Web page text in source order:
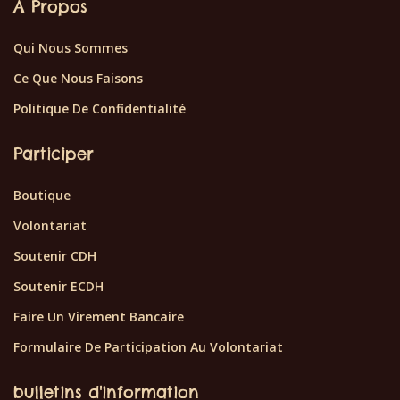
À Propos
Qui Nous Sommes
Ce Que Nous Faisons
Politique De Confidentialité
Participer
Boutique
Volontariat
Soutenir CDH
Soutenir ECDH
Faire Un Virement Bancaire
Formulaire De Participation Au Volontariat
bulletins d'information